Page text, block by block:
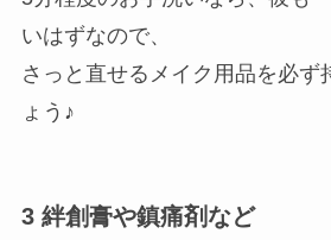
いはずなので、
さっと直せるメイク用品を必ず
ょう♪
3 絆創膏や鎮痛剤など